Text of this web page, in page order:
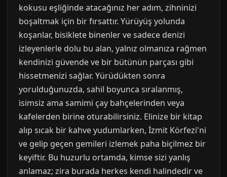
kokusu eşliğinde atacağınız her adım, zihninizi
boşaltmak için bir fırsattır. Yürüyüş yolunda
koşanlar, bisiklete binenler ve sadece denizi
izleyenlerle dolu bu alan, yalnız olmanıza rağmen
kendinizi güvende ve bir bütünün parçası gibi
hissetmenizi sağlar. Yürüdükten sonra
yorulduğunuzda, sahil boyunca sıralanmış,
isimsiz ama samimi çay bahçelerinden veya
kafelerden birine oturabilirsiniz. Elinize bir kitap
alıp sıcak bir kahve yudumlarken, İzmit Körfezi'ni
ve gelip geçen gemileri izlemek paha biçilmez bir
keyiftir. Bu huzurlu ortamda, kimse sizi yanlış
anlamaz; zira burada herkes kendi halindedir ve